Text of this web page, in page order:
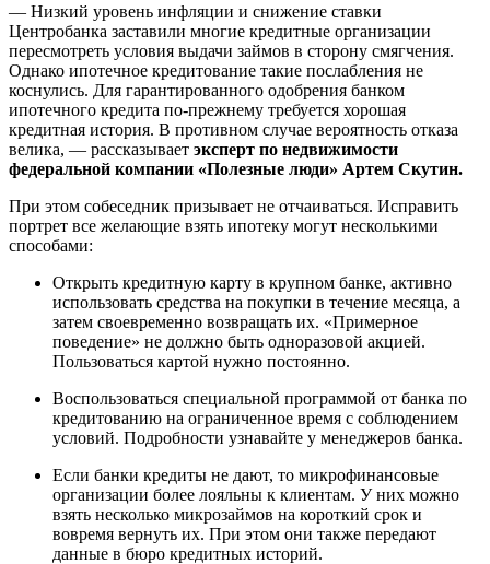
— Низкий уровень инфляции и снижение ставки
Центробанка заставили многие кредитные организации
пересмотреть условия выдачи займов в сторону смягчения.
Однако ипотечное кредитование такие послабления не
коснулись. Для гарантированного одобрения банком
ипотечного кредита по-прежнему требуется хорошая
кредитная история. В противном случае вероятность отказа
велика, — рассказывает эксперт по недвижимости
федеральной компании «Полезные люди» Артем Скутин.
При этом собеседник призывает не отчаиваться. Исправить
портрет все желающие взять ипотеку могут несколькими
способами:
Открыть кредитную карту в крупном банке, активно
использовать средства на покупки в течение месяца, а
затем своевременно возвращать их. «Примерное
поведение» не должно быть одноразовой акцией.
Пользоваться картой нужно постоянно.
Воспользоваться специальной программой от банка по
кредитованию на ограниченное время с соблюдением
условий. Подробности узнавайте у менеджеров банка.
Если банки кредиты не дают, то микрофинансовые
организации более лояльны к клиентам. У них можно
взять несколько микрозаймов на короткий срок и
вовремя вернуть их. При этом они также передают
данные в бюро кредитных историй.